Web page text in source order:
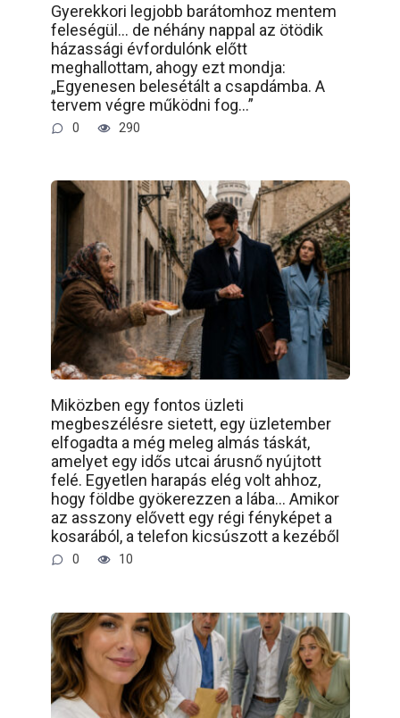
Gyerekkori legjobb barátomhoz mentem
feleségül… de néhány nappal az ötödik
házassági évfordulónk előtt
meghallottam, ahogy ezt mondja:
„Egyenesen belesétált a csapdámba. A
tervem végre működni fog…”
0 290
Miközben egy fontos üzleti
megbeszélésre sietett, egy üzletember
elfogadta a még meleg almás táskát,
amelyet egy idős utcai árusnő nyújtott
felé. Egyetlen harapás elég volt ahhoz,
hogy földbe gyökerezzen a lába… Amikor
az asszony elővett egy régi fényképet a
kosarából, a telefon kicsúszott a kezéből
0 10